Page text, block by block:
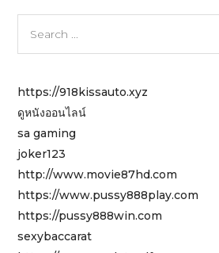
https://918kissauto.xyz
ดูหนังออนไลน์
sa gaming
joker123
http://www.movie87hd.com
https://www.pussy888play.com
https://pussy888win.com
sexybaccarat